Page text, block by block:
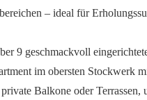
– ideal für
9 geschmackvoll
im obersten Stockwerk
Balkone oder Terrassen,